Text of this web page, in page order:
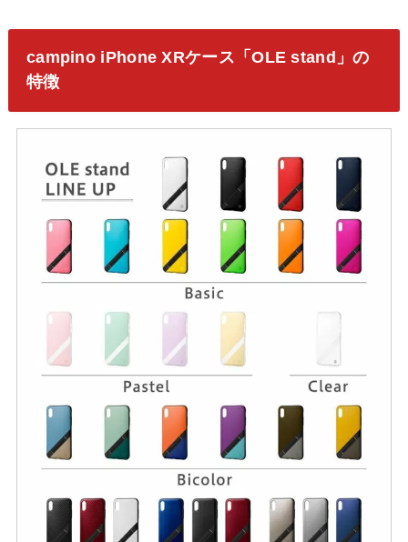
campino iPhone XRケース「OLE stand」の
特徴